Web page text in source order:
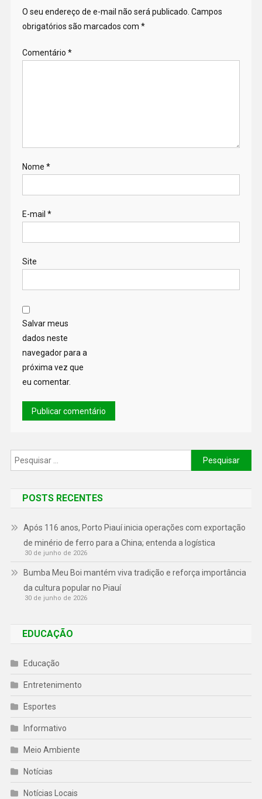
O seu endereço de e-mail não será publicado. Campos
obrigatórios são marcados com *
Comentário *
Nome *
E-mail *
Site
Salvar meus
dados neste
navegador para a
próxima vez que
eu comentar.
POSTS RECENTES
Após 116 anos, Porto Piauí inicia operações com exportação
de minério de ferro para a China; entenda a logística
30 de junho de 2026
Bumba Meu Boi mantém viva tradição e reforça importância
da cultura popular no Piauí
30 de junho de 2026
EDUCAÇÃO
Educação
Entretenimento
Esportes
Informativo
Meio Ambiente
Notícias
Notícias Locais